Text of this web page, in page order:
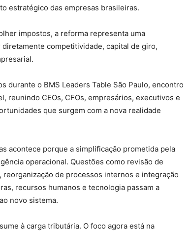
estratégico das empresas brasileiras.
impostos, a reforma representa uma
competitividade, capital de giro,
durante o BMS Leaders Table São Paulo, encontro
reunindo CEOs, CFOs, empresários, executivos e
que surgem com a nova realidade
acontece porque a simplificação prometida pela
operacional. Questões como revisão de
de processos internos e integração
recursos humanos e tecnologia passam a
novo sistema.
à carga tributária. O foco agora está na